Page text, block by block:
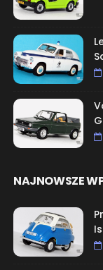
NAJNOWSZE